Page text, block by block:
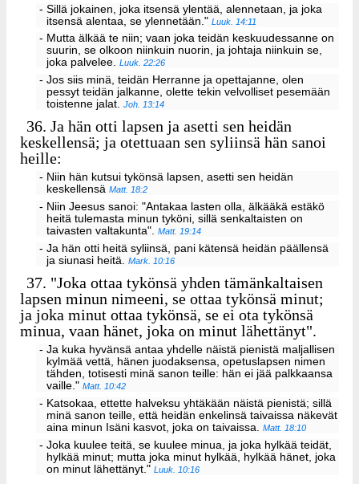
- Sillä jokainen, joka itsensä ylentää, alennetaan, ja joka
itsensä alentaa, se ylennetään."Luuk. 14:11
- Mutta älkää te niin; vaan joka teidän keskuudessanne on
suurin, se olkoon niinkuin nuorin, ja johtaja niinkuin se,
joka palvelee.Luuk. 22:26
- Jos siis minä, teidän Herranne ja opettajanne, olen
pessyt teidän jalkanne, olette tekin velvolliset pesemään
toistenne jalat.Joh. 13:14
36. Ja hän otti lapsen ja asetti sen heidän
keskellensä; ja otettuaan sen syliinsä hän sanoi
heille:
- Niin hän kutsui tykönsä lapsen, asetti sen heidän
keskellensäMatt. 18:2
- Niin Jeesus sanoi: "Antakaa lasten olla, älkääkä estäkö
heitä tulemasta minun tyköni, sillä senkaltaisten on
taivasten valtakunta".Matt. 19:14
- Ja hän otti heitä syliinsä, pani kätensä heidän päällensä
ja siunasi heitä.Mark. 10:16
37. "Joka ottaa tykönsä yhden tämänkaltaisen
lapsen minun nimeeni, se ottaa tykönsä minut;
ja joka minut ottaa tykönsä, se ei ota tykönsä
minua, vaan hänet, joka on minut lähettänyt".
- Ja kuka hyvänsä antaa yhdelle näistä pienistä maljallisen
kylmää vettä, hänen juodaksensa, opetuslapsen nimen
tähden, totisesti minä sanon teille: hän ei jää palkkaansa
vaille."Matt. 10:42
- Katsokaa, ettette halveksu yhtäkään näistä pienistä; sillä
minä sanon teille, että heidän enkelinsä taivaissa näkevät
aina minun Isäni kasvot, joka on taivaissa.Matt. 18:10
- Joka kuulee teitä, se kuulee minua, ja joka hylkää teidät,
hylkää minut; mutta joka minut hylkää, hylkää hänet, joka
on minut lähettänyt."Luuk. 10:16